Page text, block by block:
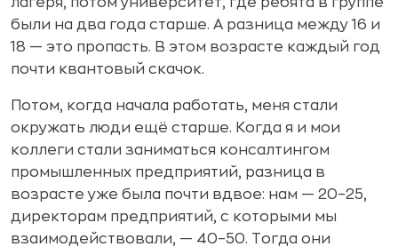
были на два года старше. А разница между 16 и
18 — это пропасть. В этом возрасте каждый год
почти квантовый скачок.
Потом, когда начала работать, меня стали
окружать люди ещё старше. Когда я и мои
коллеги стали заниматься консалтингом
промышленных предприятий, разница в
возрасте уже была почти вдвое: нам — 20–25,
директорам предприятий, с которыми мы
взаимодействовали, — 40–50. Тогда они